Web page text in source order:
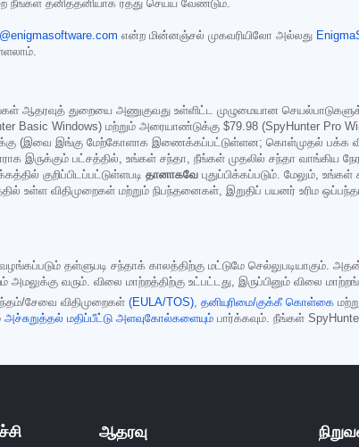
நீங்கள் தனித்தனியாக ரத்து செய்ய வேண்டும்.
என்ற மின்னஞ்சல் முகவரியிலோ அல்லது
துறையை அணுகுவது உள்ளிட்ட முழுமையான
Basic Windows) மற்றும் அரையாண்டுக்கு $79.98 (SpyHunter Pro
(இவை இங்கு மேற்கோளாக இணைக்கப்பட்டுள்ளன; கொள்முதல் பக்க
இருக்கும் பட்சத்தில், உங்கள் சந்தா, நீங்கள் முதலில் சந்தா வாங்கிய
குறிப்பிடப்பட்டுள்ளபடி தானாகவே புதுப்பிக்கப்படும். மேலும்,
உள்ள விதிமுறைகள் மற்றும் நிபந்தனைகள், இறுதிப் பயனர் உரிம
தள்ளுபடி சந்தாக் காலத்திற்கு மட்டுமே செல்லுபடியாகும்.
வரும். விலை மாற்றத்திற்கு உட்பட்டது, இருப்பினும் விலை
சேவை விதிமுறைகள் (EULA/TOS) தனியுரிமை/குக்கீ கொள்கை
அச்சுறுத்தல் மதிப்பீட்டு அளவுகோல்களையும் பார்க்கவும். நீங்கள்
ஆதரவு